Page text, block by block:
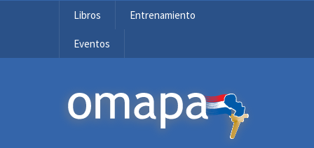
Libros Entrenamiento
Eventos
OMAPA